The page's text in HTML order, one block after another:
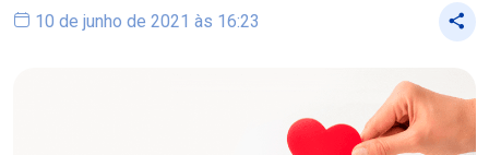
10 de junho de 2021 às 16:23